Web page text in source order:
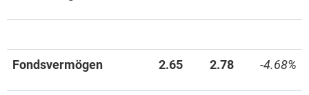
Fondsvermögen 2.65 2.78 -4.68%